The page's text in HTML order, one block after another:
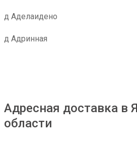
д Аделаидено
д Адринная
Адресная доставка в
области